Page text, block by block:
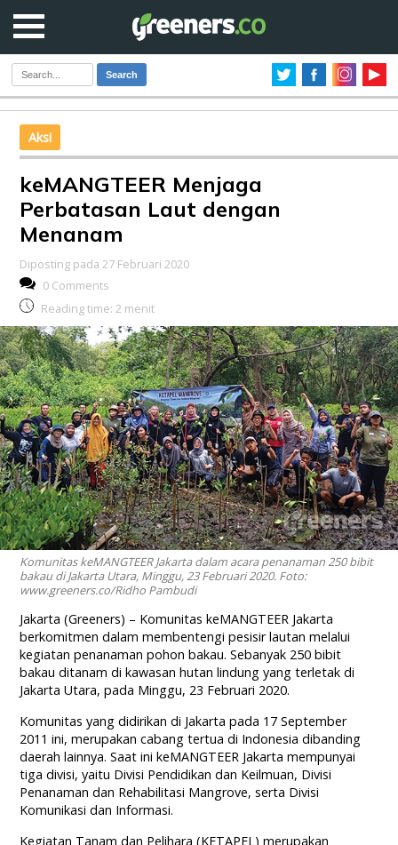
Search
Aksi
keMANGTEER Menjaga
Perbatasan Laut dengan
Menanam
Diposting pada 27 Februari 2020
0 Comments
Reading time: 2 menit
Komunitas keMANGTEER Jakarta dalam acara penanaman 250 bibit
bakau di Jakarta Utara, Minggu, 23 Februari 2020. Foto:
www.greeners.co/Ridho Pambudi
Jakarta (Greeners) – Komunitas keMANGTEER Jakarta
berkomitmen dalam membentengi pesisir lautan melalui
kegiatan penanaman pohon bakau. Sebanyak 250 bibit
bakau ditanam di kawasan hutan lindung yang terletak di
Jakarta Utara, pada Minggu, 23 Februari 2020.
Komunitas yang didirikan di Jakarta pada 17 September
2011 ini, merupakan cabang tertua di Indonesia dibanding
daerah lainnya. Saat ini keMANGTEER Jakarta mempunyai
tiga divisi, yaitu Divisi Pendidikan dan Keilmuan, Divisi
Penanaman dan Rehabilitasi Mangrove, serta Divisi
Komunikasi dan Informasi.
Kegiatan Tanam dan Pelihara (KETAPEL) merupakan